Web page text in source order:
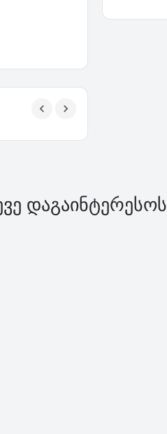
დაგაინტერესოს